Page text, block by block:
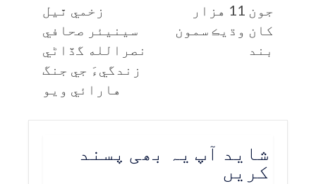
جون 11 هزار
کان وڌيڪ سمون
بند
زخمي ٿيل
سينيئر صحافي
نصرالله گڏاڻي
زندگيءَ جي جنگ
هارائي ويو
شاید آپ یہ بھی پسند
کریں